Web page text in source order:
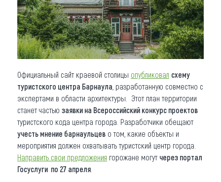
Коллекция впечатлений
Другие рубрики
Официальный сайт краевой столицы опубликовал схему
туристского центра Барнаула , разработанную совместно с
экспертами в области архитектуры. Этот план территории
станет частью заявки на Всероссийский конкурс проектов
туристского кода центра города. Разработчики обещают
учесть мнение барнаульцев о том, какие объекты и
мероприятия должен охватывать туристский центр города.
Направить свои предложения горожане могут через портал
Госуслуги по 27 апреля